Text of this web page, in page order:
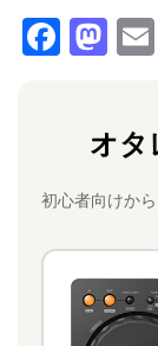
F
b
o
o
k
M
o
d
o
n
オタ
初心者向けか